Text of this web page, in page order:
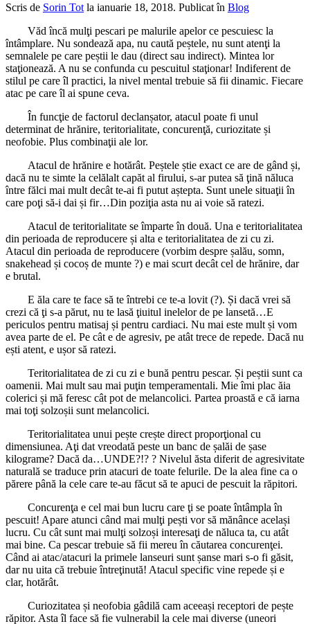
Scris de Sorin Tot la ianuarie 18, 2018. Publicat în Blog
Văd încă mulţi pescari pe malurile apelor ce pescuiesc la
întâmplare. Nu sondează apa, nu caută peștele, nu sunt atenţi la
semnalele pe care peștii le dau (direct sau indirect). Mintea lor
staţionează. A nu se confunda cu pescuitul staţionar! Indiferent de
stilul pe care îl practici, la nivel mental trebuie să fii dinamic. Fiecare
atac pe care îl ai spune ceva.
În funcţie de factorul declanșator, atacul poate fi unul
determinat de hrănire, teritorialitate, concurenţă, curiozitate și
neofobie. Plus combinaţii ale lor.
Atacul de hrănire e hotărât. Peștele știe exact ce are de gând și,
dacă nu te simte la celălalt capăt al firului, s-ar putea să ţină năluca
între fălci mai mult decât te-ai fi putut aștepta. Sunt unele situaţii în
care poţi să-i dai și fir…Din poziţia asta nu ai voie să ratezi.
Atacul de teritorialitate se împarte în două. Una e teritorialitatea
din perioada de reproducere și alta e teritorialitatea de zi cu zi.
Atacul din perioada de reproducere (vorbim despre șalău, somn,
snakehead și cocoș de munte ?) e mai scurt decât cel de hrănire, dar
e brutal.
E ăla care te face să te întrebi ce te-a lovit (?). Și dacă vrei să
crezi că ţi s-a părut, nu te lasă ţiuitul inelelor de pe lansetă…E
periculos pentru matisaj și pentru cardiaci. Nu mai este mult și vom
avea parte de el. Pe cât e de agresiv, pe atât trece de repede. Dacă nu
ești atent, e ușor să ratezi.
Teritorialitatea de zi cu zi e bună pentru pescar. Și peștii sunt ca
oamenii. Mai mult sau mai puţin temperamentali. Mie îmi plac ăia
colerici și mă feresc cât pot de melancolici. Partea proastă e că iarna
mai toţi solzoșii sunt melancolici.
Teritorialitatea unui pește crește direct proporţional cu
dimensiunea. Aţi dat vreodată peste un banc de șalăi de șase
kilograme? Dacă da…UNDE?!? ? Nivelul ăsta diferit de agresivitate
naturală se traduce prin atacuri de toate felurile. De la alea fine ca o
părere până la cele care te-au făcut să te apuci de pescuit la răpitori.
Concurenţa e cel mai bun lucru care ţi se poate întâmpla în
pescuit! Apare atunci când mai mulţi pești vor să mănânce același
lucru. Cu cât sunt mai mulţi solzoși interesaţi de năluca ta, cu atât
mai bine. Ca pescar trebuie să fii mereu în căutarea concurenţei.
Când ai atac/atacuri la primele lanseuri sunt șanse mari s-o fi găsit,
dar nu uita că trebuie întreţinută! Atacul specific vine repede și e
clar, hotărât.
Curiozitatea și neofobia gâdilă cam aceeași receptori de pește
răpitor. Asta îl face să fie vulnerabil la cele mai diverse (uneori